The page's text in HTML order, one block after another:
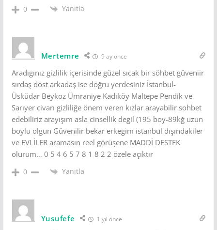
0 Yanıtla
Mertemre 9 ay önce
Aradıgınız gizlilik içerisinde güzel sıcak bir söhbet güveniir
sırdaş döst arkadaş ise döğru yerdesiniz İstanbul-
Üsküdar Beykoz Ümraniye Kadıköy Maltepe Pendik ve
Sarıyer civarı gizliliğe önem veren kızlar arayabilir sohbet
edebiliriz arayışım asla cinsellik degil (195 boy-89kğ uzun
boylu olgun Güvenilir bekar erkegim istanbul dışındakiler
ve EVLİLER aramasın reel görüşene MADDİ DESTEK
olurum… 0 5 4 6 5 7 8 1 8 2 2 özele açıktır
0 Yanıtla
Yusufefe 1 yıl önce